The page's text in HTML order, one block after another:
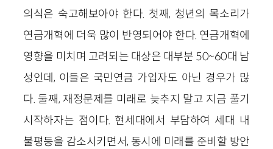
의식은 숙고해보아야 한다. 첫째, 청년의 목소리가
연금개혁에 더욱 많이 반영되어야 한다. 연금개혁에
영향을 미치며 고려되는 대상은 대부분 50~60대 남
성인데, 이들은 국민연금 가입자도 아닌 경우가 많
다. 둘째, 재정문제를 미래로 늦추지 말고 지금 풀기
시작하자는 점이다. 현세대에서 부담하여 세대 내
불평등을 감소시키면서, 동시에 미래를 준비할 방안